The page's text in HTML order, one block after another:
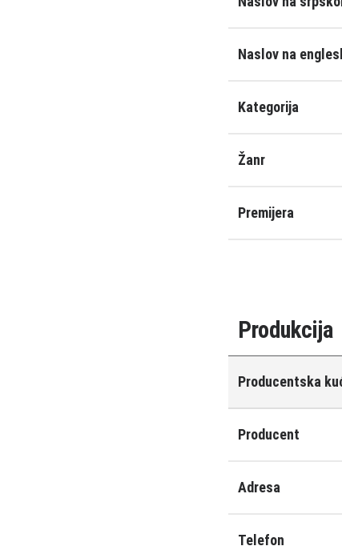
Naslov na
Kategorija
Žanr
Premijera
Produkcija
Producentska
Producent
Adresa
Telefon